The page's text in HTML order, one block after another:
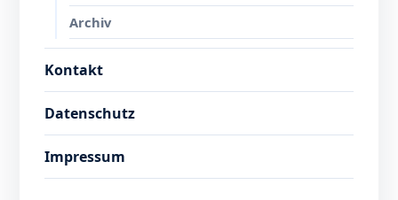
Archiv
Kontakt
Datenschutz
Impressum